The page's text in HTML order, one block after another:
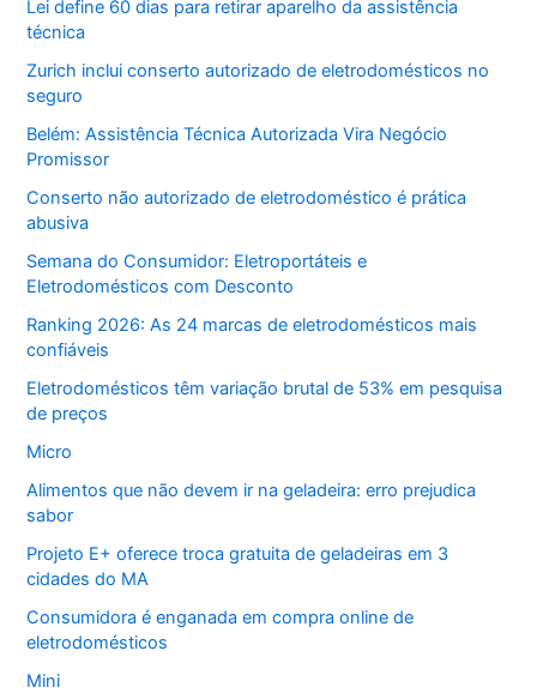
Lei define 60 dias para retirar aparelho da assistência
técnica
Zurich inclui conserto autorizado de eletrodomésticos no
seguro
Belém: Assistência Técnica Autorizada Vira Negócio
Promissor
Conserto não autorizado de eletrodoméstico é prática
abusiva
Semana do Consumidor: Eletroportáteis e
Eletrodomésticos com Desconto
Ranking 2026: As 24 marcas de eletrodomésticos mais
confiáveis
Eletrodomésticos têm variação brutal de 53% em pesquisa
de preços
Micro
Alimentos que não devem ir na geladeira: erro prejudica
sabor
Projeto E+ oferece troca gratuita de geladeiras em 3
cidades do MA
Consumidora é enganada em compra online de
eletrodomésticos
Mini